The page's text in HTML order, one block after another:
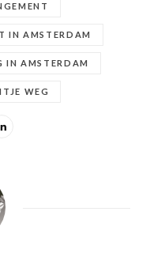
IN AMSTERDAM
IN AMSTERDAM
WEG